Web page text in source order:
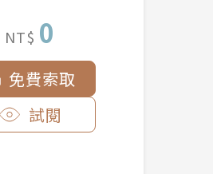
NT$ 0
免費索取
試閱